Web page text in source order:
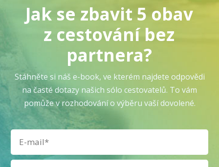
Jak se zbavit 5 obav
z cestování bez
partnera?
Stáhněte si náš e-book, ve kterém najdete odpovědi
na časté dotazy našich sólo cestovatelů. To vám
pomůže v rozhodování o výběru vaší dovolené.